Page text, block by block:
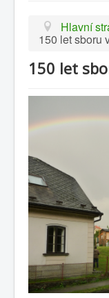
012345
Hlavní
Historie
Oznámení
Hlavní
150 let sboru
150 let